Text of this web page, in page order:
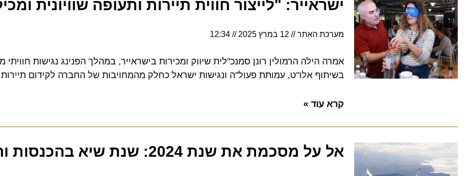
ישראייר: "לייצור חווית תיירות ותעופה שוויונית
מערכת האתר 12 במרץ 2025 12:34
אמרה הילה הרמולין רונן סמנכ"לית שיווק ומכירות בישראייר, במהלך הפנינג נגישות חוויתי
בשיתוף אלו"ט, עמותת פעול"ה ונגישות ישראל כחלק מהמחויבות של החברה לקידום תיירות
קרא עוד »
אל על מסכמת את שנת 2024: שנת שיא בהכנסות ורווחים